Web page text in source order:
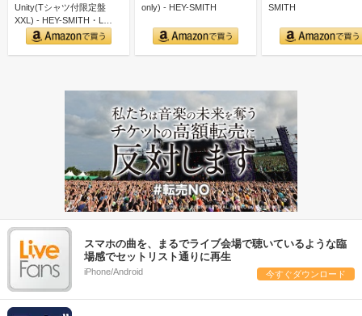
Unity(Tシャツ付限定盤
XXL) - HEY-SMITH・L…
only) - HEY-SMITH
SMITH
スマホの曲を、まるでライブ会場で聴いているような臨
場感でセットリスト通りに再生
iPhone/Android 今すぐダウンロード